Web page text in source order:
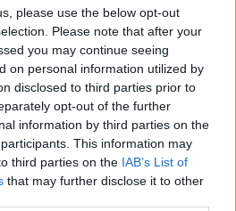
please use the below opt-out
Please note that after your
you may continue seeing
on personal information utilized by
disclosed to third parties prior to
opt-out of the further
information by third parties on the
This information may
third parties on the IAB’s List of
that may further disclose it to other
az áremelésekről szóló
beárnyékolják a rajtot.
rejtett automatizmusai: hat
észrevétlenül könnyíti
| Android Police
esküszik, pedig az
intelligens funkciókat kínál,
a háttérben.